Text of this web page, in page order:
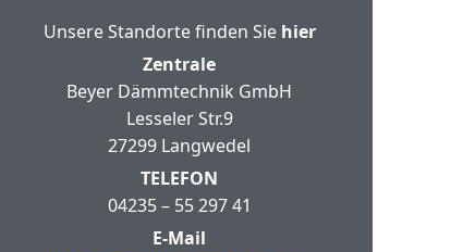
Unsere Standorte finden Sie hier
Zentrale
Beyer Dämmtechnik GmbH
Lesseler Str.9
27299 Langwedel
TELEFON
04235 – 55 297 41
E-Mail